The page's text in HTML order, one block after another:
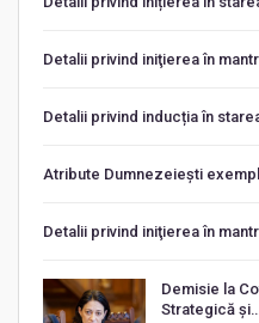
Detalii privind iniţierea în
Detalii privind inducția în
Atribute Dumnezeiești
Detalii privind iniţierea în
Demisie la
Strategică